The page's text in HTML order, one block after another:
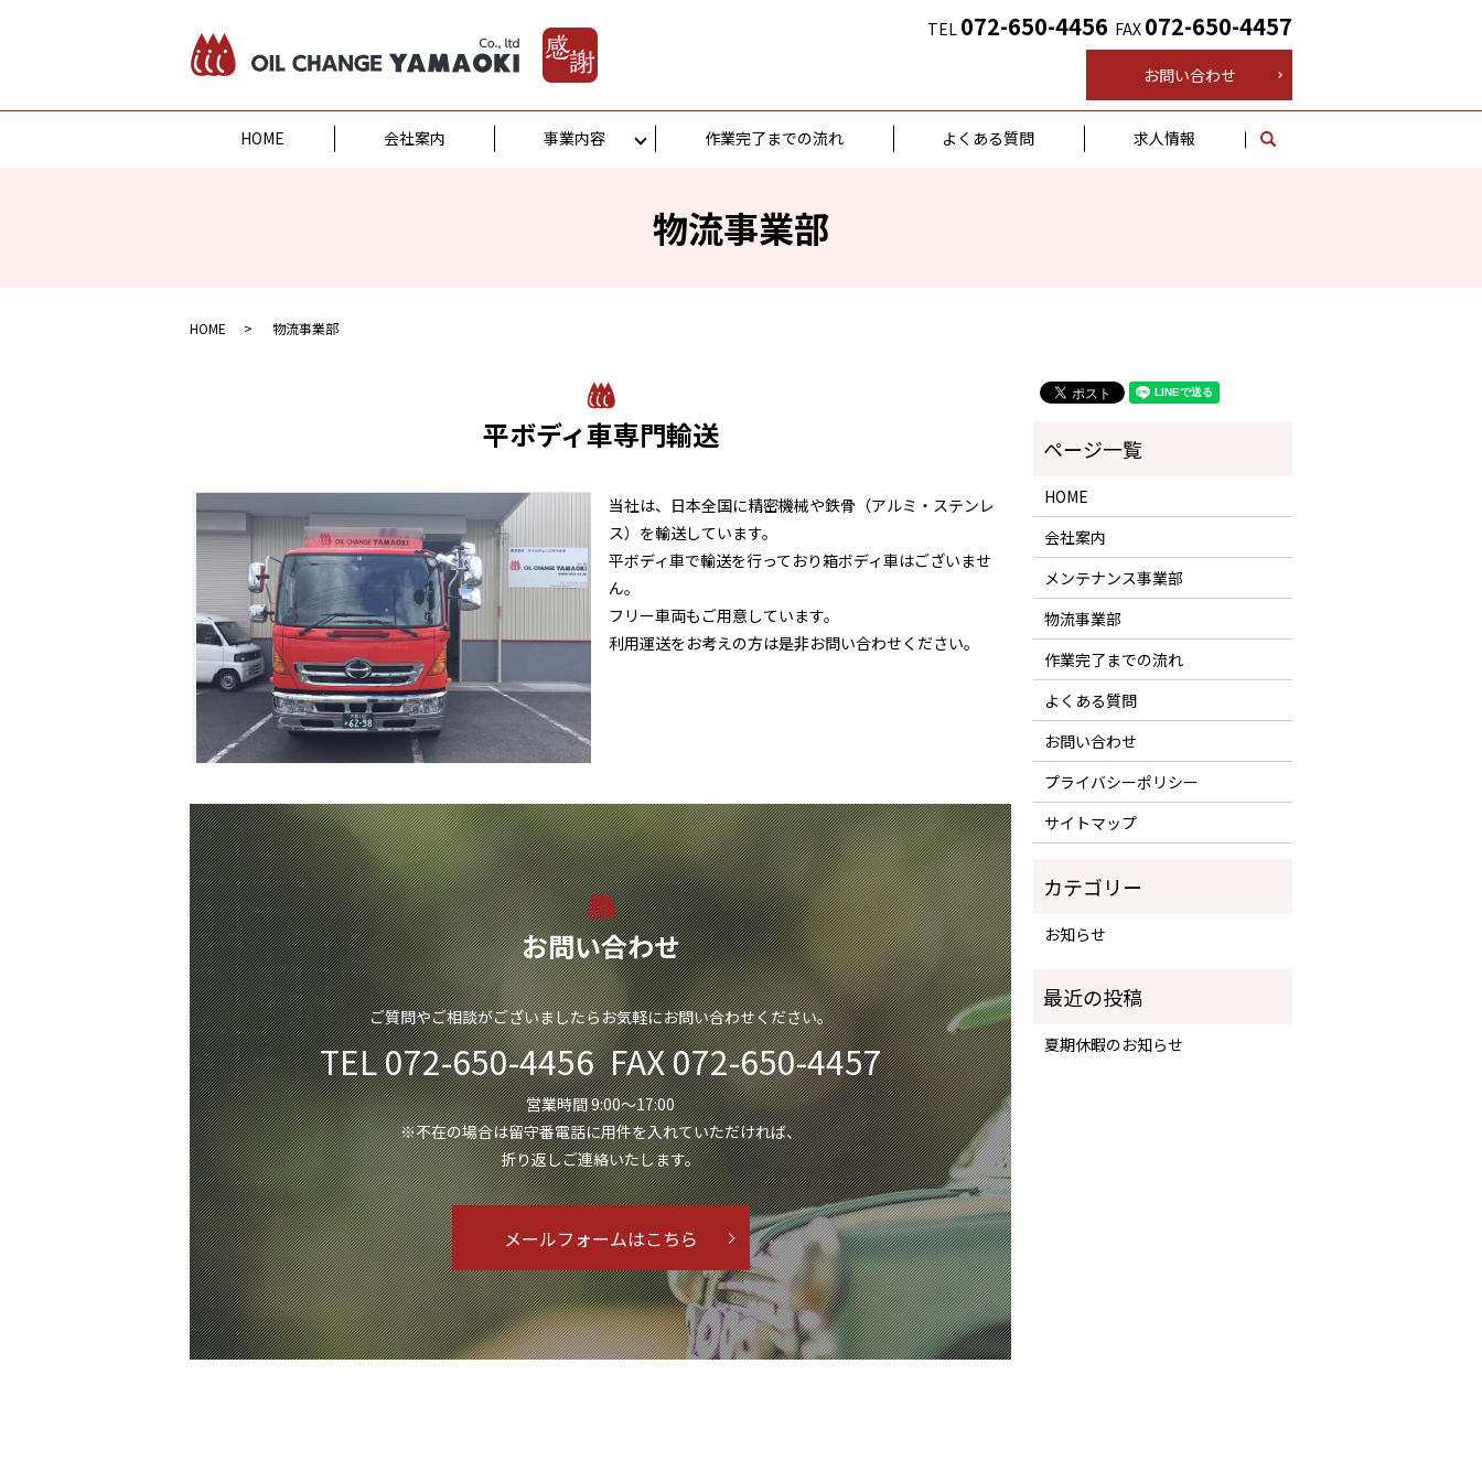
HOME 会社案内 事業内容 作業完了までの流れ よくある質問 求人情報
search
TEL 072-650-4456 FAX 072-650-4457
お問い合わせ
物流事業部
HOME 物流事業部
平ボディ車専門輸送
当社は、日本全国に精密機械や鉄骨（アルミ・ステンレ
ス）を輸送しています。
平ボディ車で輸送を行っており箱ボディ車はございませ
ん。
フリー車両もご用意しています。
利用運送をお考えの方は是非お問い合わせください。
お問い合わせ
ご質問やご相談がございましたらお気軽にお問い合わせください。
TEL 072-650-4456 FAX 072-650-4457
営業時間 9:00～17:00
※不在の場合は留守番電話に用件を入れていただければ、
折り返しご連絡いたします。
メールフォームはこちら
HOME
会社案内
メンテナンス事業部
物流事業部
作業完了までの流れ
よくある質問
お問い合わせ
プライバシーポリシー
サイトマップ
お知らせ
夏期休暇のお知らせ